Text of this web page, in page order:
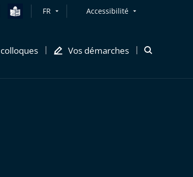
FR Accessibilité
Vos démarches
Ouvrir